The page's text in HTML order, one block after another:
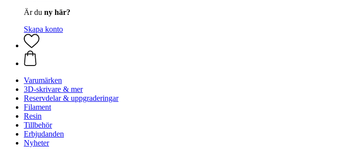
Är du ny här?
Skapa konto
Varumärken
3D-skrivare & mer
Reservdelar & uppgraderingar
Filament
Resin
Tillbehör
Erbjudanden
Nyheter